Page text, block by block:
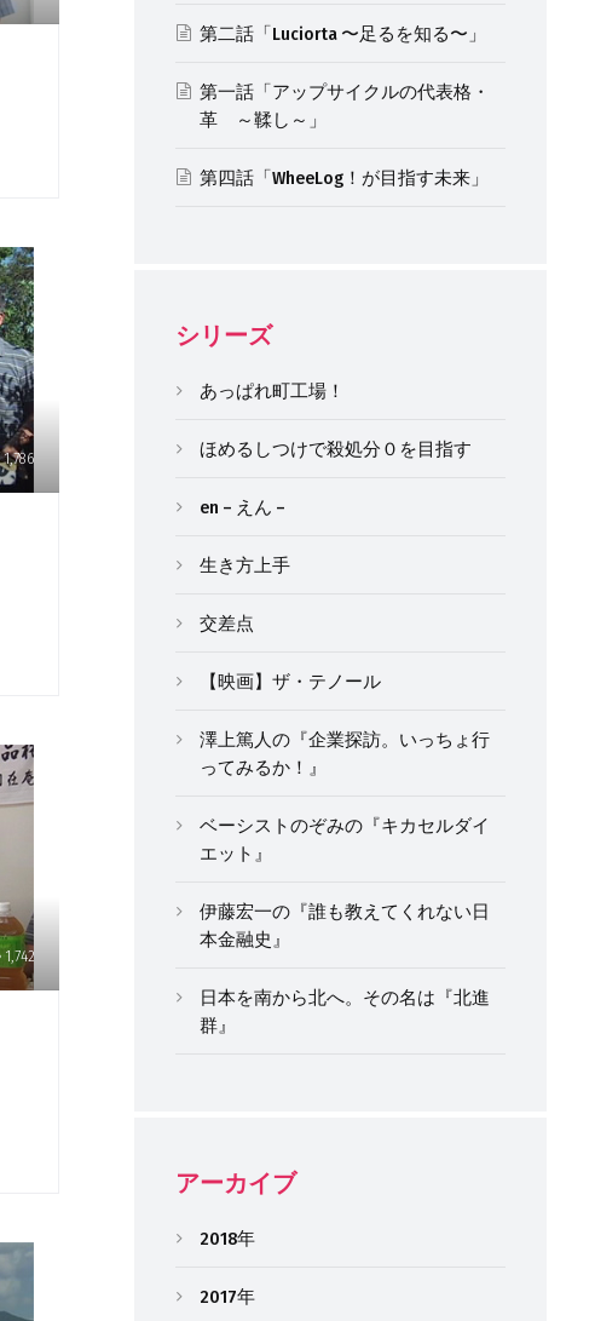
1,786
1,742
第二話「Luciorta 〜足るを知る〜」
第一話「アップサイクルの代表格・
革 ～鞣し～」
第四話「WheeLog！が目指す未来」
シリーズ
あっぱれ町工場！
ほめるしつけで殺処分０を目指す
en – えん –
生き方上手
交差点
【映画】ザ・テノール
澤上篤人の『企業探訪。いっちょ行
ってみるか！』
ベーシストのぞみの『キカセルダイ
エット』
伊藤宏一の『誰も教えてくれない日
本金融史』
日本を南から北へ。その名は『北進
群』
アーカイブ
2018年
2017年